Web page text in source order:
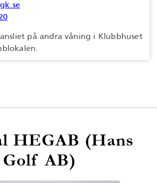
på andra våning i Klubbhuset
HEGAB (Hans
AB)